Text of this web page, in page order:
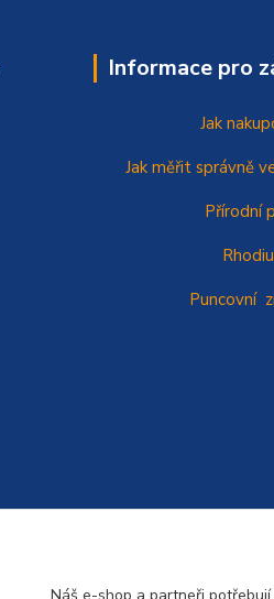
Informace pro
Jak
Jak měřit správně
Přírodní
Puncovní